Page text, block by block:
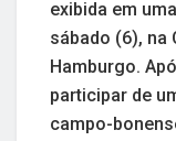
exibida em
sábado (6), na
Hamburgo.
participar de
campo-